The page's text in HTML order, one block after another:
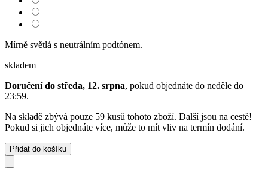
Mírně světlá s neutrálním podtónem.
skladem
Doručení do středa, 12. srpna, pokud objednáte do neděle do
23:59.
Na skladě zbývá pouze 59 kusů tohoto zboží. Další jsou na cestě!
Pokud si jich objednáte více, může to mít vliv na termín dodání.
Přidat do košíku